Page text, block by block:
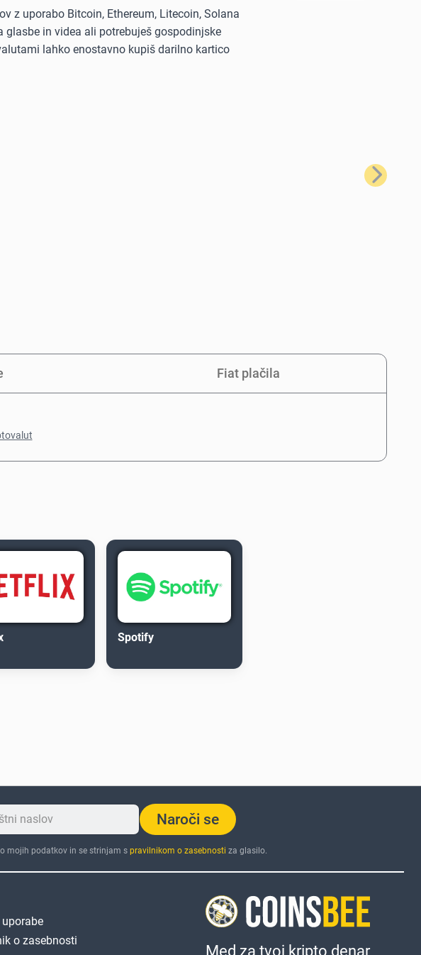
z uporabo Bitcoin, Ethereum, Litecoin, Solana
glasbe in videa ali potrebuješ gospodinjske
lahko enostavno kupiš darilno kartico
Naslednji
Fiat plačila
Spotify
Naroči se
mojih podatkov in se strinjam s pravilnikom o zasebnosti za glasilo.
o zasebnosti
Med za tvoj kripto denar